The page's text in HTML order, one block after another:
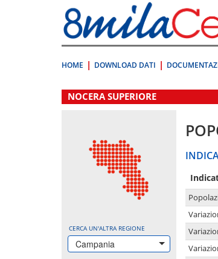
direttamente
a:
Contenuto
HOME DOWNLOAD DATI
.
NOCERA SUPERIORE
CERCA UN'ALTRA REGIONE
Campania